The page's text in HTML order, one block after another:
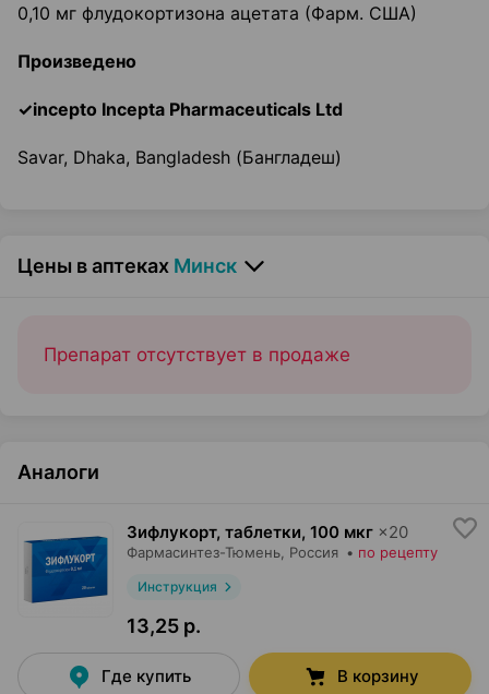
0,10 мг флудокортизона ацетата (Фарм. США)
Произведено
✓incepto Incepta Pharmaceuticals Ltd
Savar, Dhaka, Bangladesh (Бангладеш)
Цены в аптеках Минск
Препарат отсутствует в продаже
Аналоги
Зифлукорт, таблетки, 100 мкг ×20
Фармасинтез-Тюмень, Россия • по рецепту
Инструкция
13,25 р.
Где купить В корзину